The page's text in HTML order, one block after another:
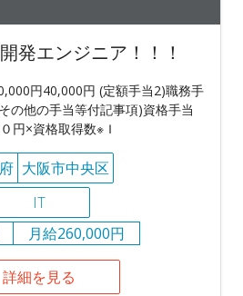
発エンジニア！！！
円40,000円 (定額手当2)職務手
の他の手当等付記事項)資格手当
円×資格取得数※Ｉ
大阪市中央区
IT
月給260,000円
詳細を見る